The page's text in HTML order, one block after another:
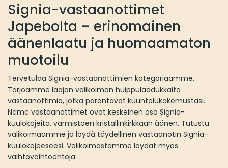
Signia-vastaanottimet
Japebolta – erinomainen
äänenlaatu ja huomaamaton
muotoilu
Tervetuloa Signia-vastaanottimien kategoriaamme.
Tarjoamme laajan valikoiman huippulaadukkaita
vastaanottimia, jotka parantavat kuuntelukokemustasi.
Nämä vastaanottimet ovat keskeinen osa Signia-
kuulokojeita, varmistaen kristallinkirkkaan äänen. Tutustu
valikoimaamme ja löydä täydellinen vastaanotin Signia-
kuulokojeeseesi. Valikoimastamme löydät myös
vaihtovaihtoehtoja.